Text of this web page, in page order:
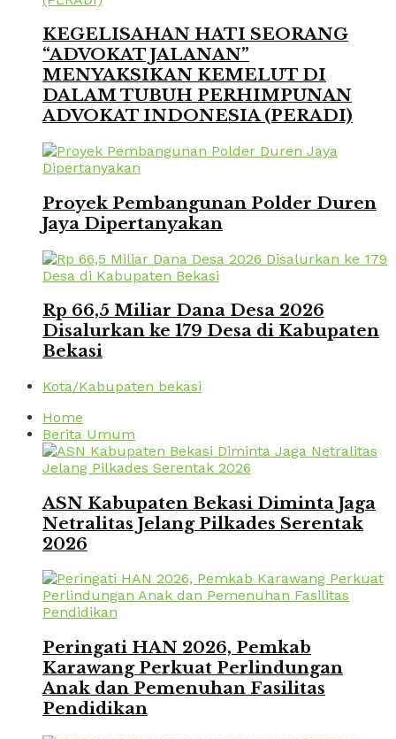
KEGELISAHAN HATI SEORANG
“ADVOKAT JALANAN”
MENYAKSIKAN KEMELUT DI
DALAM TUBUH PERHIMPUNAN
ADVOKAT INDONESIA (PERADI)
Proyek Pembangunan Polder Duren
Jaya Dipertanyakan
Rp 66,5 Miliar Dana Desa 2026
Disalurkan ke 179 Desa di Kabupaten
Bekasi
Kota/Kabupaten bekasi
Home
Berita Umum
ASN Kabupaten Bekasi Diminta Jaga
Netralitas Jelang Pilkades Serentak
2026
Peringati HAN 2026, Pemkab
Karawang Perkuat Perlindungan
Anak dan Pemenuhan Fasilitas
Pendidikan